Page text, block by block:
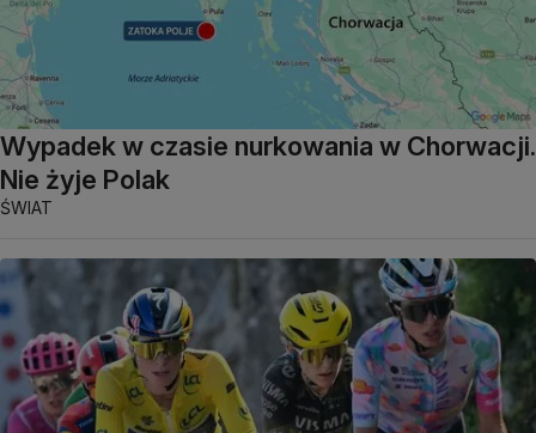
Wypadek w czasie nurkowania w Chorwacji.
Nie żyje Polak
ŚWIAT